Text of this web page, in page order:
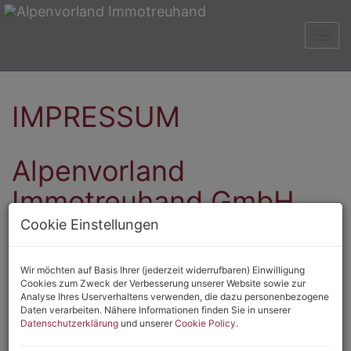
IMPRESSUM
Alpenvorland
Immotreuhand GmbH
Adresse:
3021 Pressbaum
Rosette Anday Straße 40f
Tel.:+43 676 898 544 200
office@avi.co.at
www.avi.co.at
Cookie Einstellungen
Wir möchten auf Basis Ihrer (jederzeit widerrufbaren) Einwilligung
Cookies zum Zweck der Verbesserung unserer Website sowie zur
Analyse Ihres Userverhaltens verwenden, die dazu personenbezogene
Daten verarbeiten. Nähere Informationen finden Sie in unserer
Datenschutzerklärung und unsererCookie Policy.